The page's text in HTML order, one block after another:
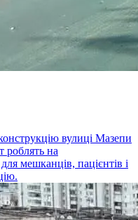
вулиці Мазепи
роблять на
мешканців, пацієнтів і